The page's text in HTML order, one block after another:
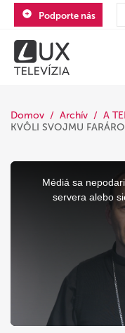
Podporte nás
Domov Archív
A
KVÔLI SVOJMU
This
Médiá sa
servera alebo